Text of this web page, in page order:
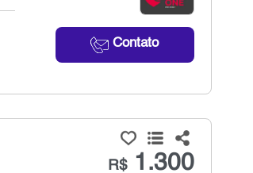
Contato
R$1.300